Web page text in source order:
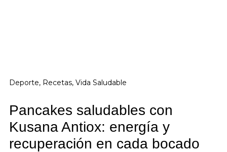
Deporte, Recetas, Vida Saludable
Pancakes saludables con
Kusana Antiox: energía y
recuperación en cada bocado